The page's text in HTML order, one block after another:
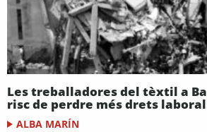
Les treballadores del tèxtil a
risc de perdre més drets
ALBA MARÍN